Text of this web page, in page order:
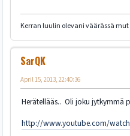
Kerran luulin olevani väärässä
SarQK
April 15, 2013, 22:40:36
Herätellääs.. Oli joku jytkymmä
http://www.youtube.com/